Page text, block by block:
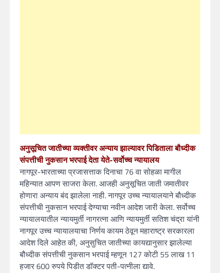
अनुसूचित जातीच्या व्यक्तीवर अन्याय झाल्यावर पिडिताला बौध्दीक
संपत्तीची नुकसान भरपाई देता येते-सर्वोच्च न्यायालय
नागपूर-भारताच्या प्रजासत्ताक दिनाचा 76 वा सोहळा मागील
महिन्यात आपण साजरा केला. आजही अनुसूचित जाती जमातीवर
होणारा अन्याय बंद झालेला नाही. नागपूर उच्च न्यायालयाने बौध्दीक
संपत्तीची नुकसान भरपाई देण्याचा नवीन आदेश जारी केला. सर्वोच्च
न्यायालयातील न्यायमुर्ती नागरत्ना आणि न्यायमुर्ती सतिश चंद्रा यांनी
नागपूर उच्च न्यायालयाचा निर्णय कायम ठेवून महाराष्ट्र सरकारला
आदेश दिले आहेत की, अनुसुचित जातीच्या कायद्यानुसार झालेल्या
बौध्दीक संपत्तीची नुकसान भरपाई म्हणून 127 कोटी 55 लाख 11
हजार 600 रुपये पिडीत डॉक्टर पती-पत्नीला द्यावे.